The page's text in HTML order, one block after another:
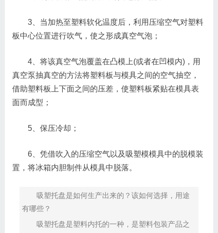
3、当加热至塑料软化温度后，利用压缩空气对塑料
板中心位置进行吹气，使之形成真空气泡；
4、将该真空气泡覆盖在凸模上(或者在凹模内)，用
真空泵抽真空的方法将塑料板与模具之间的空气抽空，
借助塑料板上下面之间的压差，使塑料板紧贴在模具表
面而成型；
5、保压冷却；
6、凭借吹入的压缩空气以及吸塑模模具中的脱模装
置，将冰箱内胆制件从模具中脱落。
吸塑托盘是如何生产出来的？该如何选择，用途
有哪些？
吸塑托盘是塑料内托的一种，是塑料包装产品之